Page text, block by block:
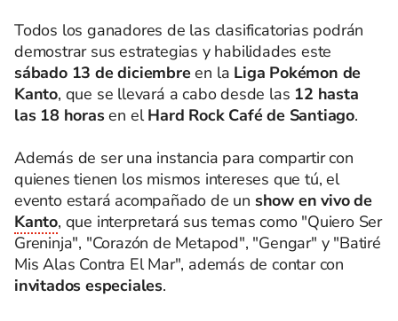
Todos los ganadores de las clasificatorias podrán
demostrar sus estrategias y habilidades este
sábado 13 de diciembreen la Liga Pokémon de
Kanto, que se llevará a cabo desde las 12 hasta
las 18 horasen elHard Rock Café de Santiago.
Además de ser una instancia para compartir con
quienes tienen los mismos intereses que tú, el
evento estará acompañado de un show en vivo de
Kanto, que interpretará sus temas como "Quiero Ser
Greninja", "Corazón de Metapod", "Gengar" y "Batiré
Mis Alas Contra El Mar", además de contar con
invitados especiales.